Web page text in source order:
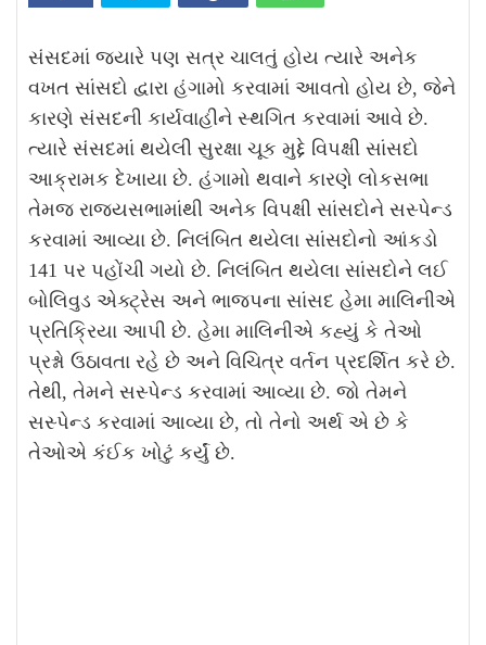
સંસદમાં જ્યારે પણ સત્ર ચાલતું હોય ત્યારે અનેક
વખત સાંસદો દ્વારા હંગામો કરવામાં આવતો હોય છે, જેને
કારણે સંસદની કાર્યવાહીને સ્થગિત કરવામાં આવે છે.
ત્યારે સંસદમાં થયેલી સુરક્ષા ચૂક મુદ્દે વિપક્ષી સાંસદો
આક્રામક દેખાયા છે. હંગામો થવાને કારણે લોકસભા
તેમજ રાજ્યસભામાંથી અનેક વિપક્ષી સાંસદોને સસ્પેન્ડ
કરવામાં આવ્યા છે. નિલંબિત થયેલા સાંસદોનો આંકડો
141 પર પહોંચી ગયો છે. નિલંબિત થયેલા સાંસદોને લઈ
બોલિવુડ એક્ટ્રેસ અને ભાજપના સાંસદ હેમા માલિનીએ
પ્રતિક્રિયા આપી છે. હેમા માલિનીએ કહ્યું કે તેઓ
પ્રશ્નો ઉઠાવતા રહે છે અને વિચિત્ર વર્તન પ્રદર્શિત કરે છે.
તેથી, તેમને સસ્પેન્ડ કરવામાં આવ્યા છે. જો તેમને
સસ્પેન્ડ કરવામાં આવ્યા છે, તો તેનો અર્થ એ છે કે
તેઓએ કંઈક ખોટું કર્યું છે.